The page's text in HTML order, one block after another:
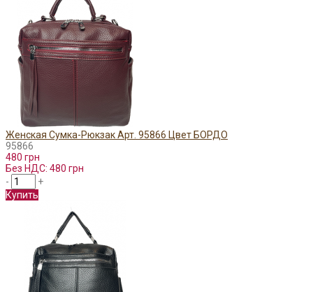
Женская Сумка-Рюкзак Арт. 95866 Цвет БОРДО
95866
480 грн
Без НДС: 480 грн
-
+
Купить